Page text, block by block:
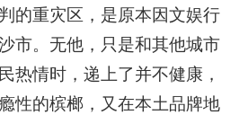
的重灾区，是原本因文娱行
市。无他，只是和其他城市
热情时，递上了并不健康，
性的槟榔，又在本土品牌地